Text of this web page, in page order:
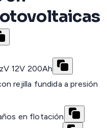
12V 200Ah
rejilla fundida a presión
en flotación